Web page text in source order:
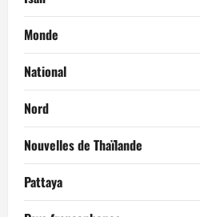
Monde
National
Nord
Nouvelles de Thaïlande
Pattaya